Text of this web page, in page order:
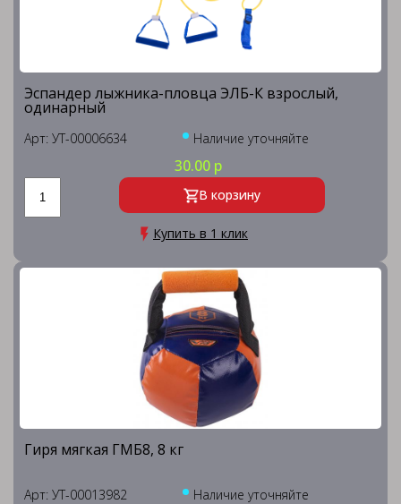
Эспандер лыжника-пловца ЭЛБ-К взрослый,
одинарный
Арт: УТ-00006634 Наличие уточняйте
30.00 р
В корзину
Купить в 1 клик
Гиря мягкая ГМБ8, 8 кг
Арт: УТ-00013982 Наличие уточняйте